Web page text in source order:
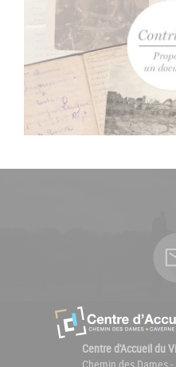
Centre d'Accueil du